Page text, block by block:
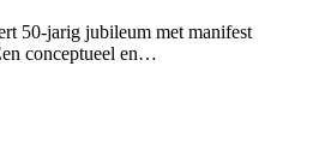
50-jarig jubileum met manifest
conceptueel en…